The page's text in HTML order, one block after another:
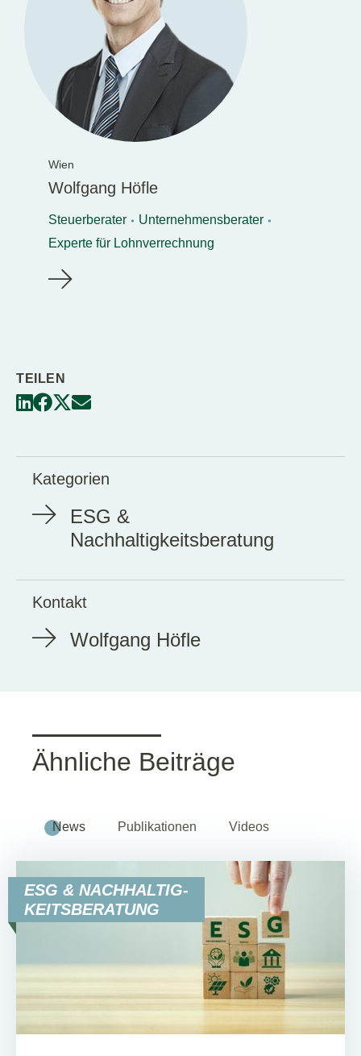
Wien
Wolfgang Höfle
Steuerberater
Unternehmensberater
Experte für Lohnverrechnung
TEILEN
Kategorien
ESG &
Nachhaltigkeitsberatung
Kontakt
Wolfgang Höfle
Ähnliche Beiträge
News Publikationen Videos
ESG & NACHHALTIG-
KEITSBERATUNG